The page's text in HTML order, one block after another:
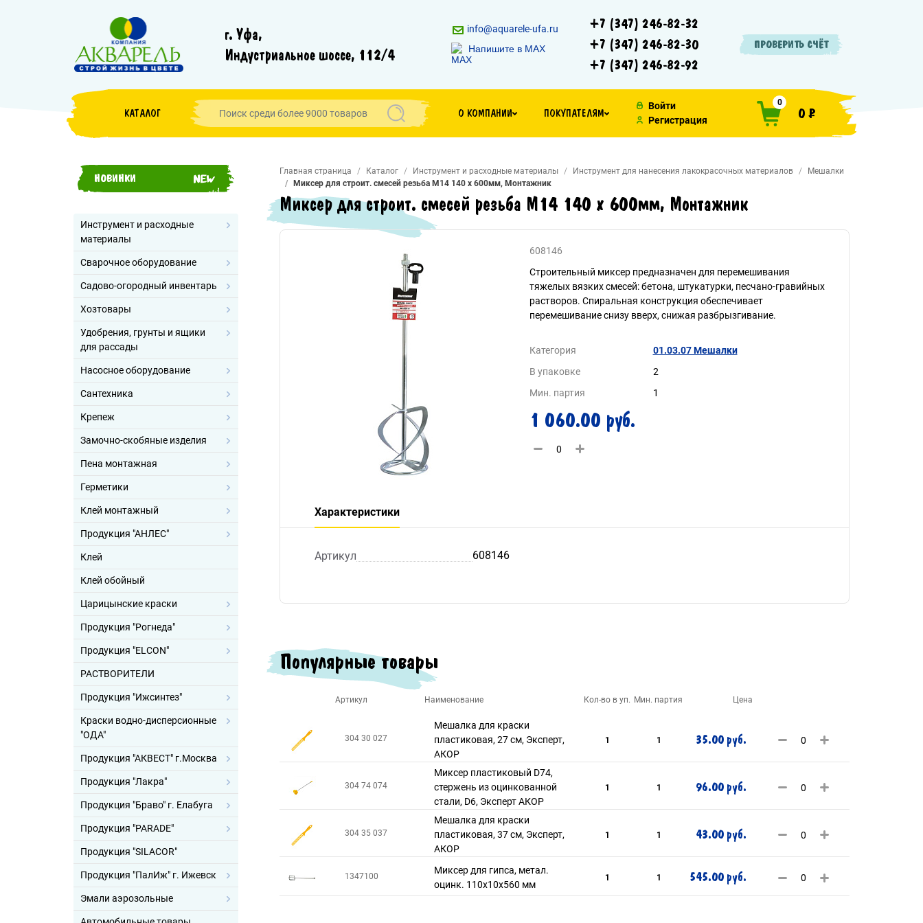
г. Уфа,
Индустриальное шоссе, 112/4
info@aquarele-ufa.ru
Напишите в MAX
+7 (347) 246-82-32
+7 (347) 246-82-30
+7 (347) 246-82-92
ПРОВЕРИТЬ СЧЁТ
КАТАЛОГ О КОМПАНИИ ПОКУПАТЕЛЯМ
Войти
Регистрация
0
0 ₽
НОВИНКИ
Инструмент и расходные
материалы
Сварочное оборудование
Садово-огородный инвентарь
Хозтовары
Удобрения, грунты и ящики
для рассады
Насосное оборудование
Сантехника
Крепеж
Замочно-скобяные изделия
Пена монтажная
Герметики
Клей монтажный
Продукция "АНЛЕС"
Клей
Клей обойный
Царицынские краски
Продукция "Рогнеда"
Продукция "ELCON"
РАСТВОРИТЕЛИ
Продукция "Ижсинтез"
Краски водно-дисперсионные
"ОДА"
Продукция "АКВЕСТ" г.Москва
Продукция "Лакра"
Продукция "Браво" г. Елабуга
Продукция "PARADE"
Продукция "SILACOR"
Продукция "ПалИж" г. Ижевск
Эмали аэрозольные
Главная страница Каталог Инструмент и расходные материалы Инструмент для нанесения лакокрасочных материалов
Мешалки
Миксер для строит. смесей резьба М14 140 х 600мм, Монтажник
Миксер для строит. смесей резьба М14 140 х 600мм, Монтажник
608146
Строительный миксер предназначен для перемешивания
тяжелых вязких смесей: бетона, штукатурки, песчано-гравийных
растворов. Спиральная конструкция обеспечивает
перемешивание снизу вверх, снижая разбрызгивание.
Категория
01.03.07 Мешалки
В упаковке
2
Мин. партия
1
1 060.00 руб.
Характеристики
Артикул 608146
Популярные товары
Артикул Наименование Кол-во в уп. Мин. партия Цена
304 30 027
Мешалка для краски
пластиковая, 27 см, Эксперт,
АКОР
1 1 35.00 руб.
304 74 074
Миксер пластиковый D74,
стержень из оцинкованной
стали, D6, Эксперт АКОР
1 1 96.00 руб.
304 35 037
Мешалка для краски
пластиковая, 37 см, Эксперт,
АКОР
1 1 43.00 руб.
1347100
Миксер для гипса, метал.
оцинк. 110х10х560 мм
1 1 545.00 руб.